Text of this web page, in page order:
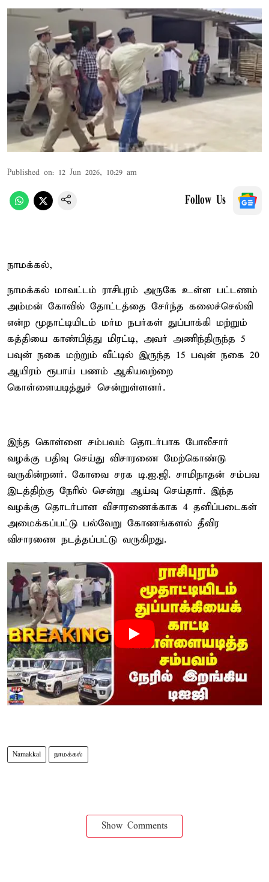
Published on: 12 Jun 2026, 10:29 am
Follow Us
நாமக்கல்,
நாமக்கல் மாவட்டம் ராசிபுரம் அருகே உள்ள பட்டணம்
அம்மன் கோவில் தோட்டத்தை சேர்ந்த கலைச்செல்வி
என்ற மூதாட்டியிடம் மர்ம நபர்கள் துப்பாக்கி மற்றும்
கத்தியை காண்பித்து மிரட்டி, அவர் அணிந்திருந்த 5
பவுன் நகை மற்றும் வீட்டில் இருந்த 15 பவுன் நகை 20
ஆயிரம் ரூபாய் பணம் ஆகியவற்றை
கொள்ளையடித்துச் சென்றுள்ளனர்.
இந்த கொள்ளை சம்பவம் தொடர்பாக போலீசார்
வழக்கு பதிவு செய்து விசாரணை மேற்கொண்டு
வருகின்றனர். கோவை சரக டி.ஐ.ஜி. சாமிநாதன் சம்பவ
இடத்திற்கு நேரில் சென்று ஆய்வு செய்தார். இந்த
வழக்கு தொடர்பான விசாரணைக்காக 4 தனிப்படைகள்
அமைக்கப்பட்டு பல்வேறு கோணங்களல் தீவிர
விசாரணை நடத்தப்பட்டு வருகிறது.
Namakkal நாமக்கல்
Show Comments